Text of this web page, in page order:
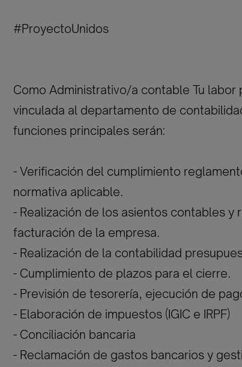
#ProyectoUnidos
Como Administrativo/a contable Tu labor
vinculada al departamento de
funciones principales serán:
- Verificación del cumplimiento
normativa aplicable.
- Realización de los asientos contables y
facturación de la empresa.
- Realización de la contabilidad
- Cumplimiento de plazos para el cierre.
- Previsión de tesorería, ejecución de
- Elaboración de impuestos (IGIC e IRPF)
- Conciliación bancaria
- Reclamación de gastos bancarios y